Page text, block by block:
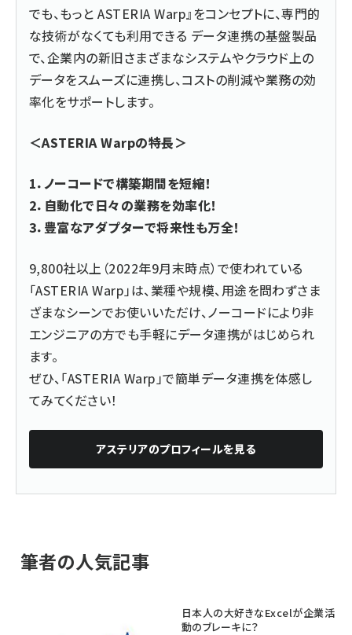
でも、もっと ASTERIA Warp』をコンセプトに、専門的
な技術がなくても利用できる データ連携の基盤製品
で、企業内の新旧さまざまなシステムやクラウド上の
データをスムーズに連携し、コストの削減や業務の効
率化をサポートします。
＜ASTERIA Warpの特長＞
1．ノーコードで構築期間を短縮！
2．自動化で日々の業務を効率化！
3．豊富なアダプターで将来性も万全！
9,800社以上（2022年9月末時点）で使われている
「ASTERIA Warp」は、業種や規模、用途を問わずさま
ざまなシーンでお使いいただけ、ノーコードにより非
エンジニアの方でも手軽にデータ連携がはじめられ
ます。
ぜひ、「ASTERIA Warp」で簡単データ連携を体感し
てみてください！
アステリアのプロフィールを見る
筆者の人気記事
日本人の大好きなExcelが企業活
動のブレーキに？